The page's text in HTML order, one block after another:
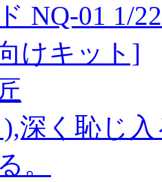
NQ-01 1/
けキット]
深く恥じ
。